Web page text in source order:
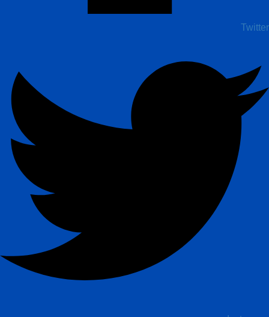
Twitter